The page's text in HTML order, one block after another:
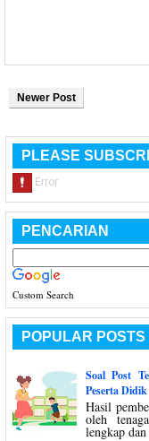
Newer Post
PLEASE
PENCARIAN
Custom Search
POPULAR POSTS
Soal Post
Peserta Didik
Hasil
oleh
lengkap